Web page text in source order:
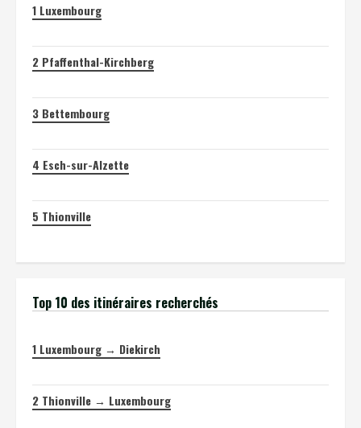
1 Luxembourg
2 Pfaffenthal-Kirchberg
3 Bettembourg
4 Esch-sur-Alzette
5 Thionville
Top 10 des itinéraires recherchés
1 Luxembourg → Diekirch
2 Thionville → Luxembourg